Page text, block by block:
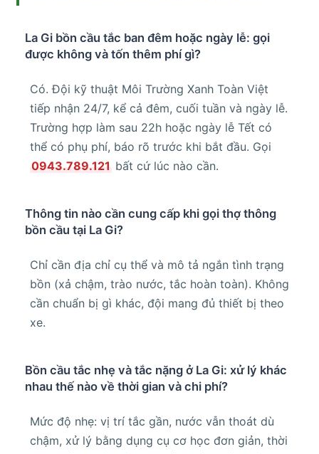
La Gi bồn cầu tắc ban đêm hoặc ngày lễ: gọi
được không và tốn thêm phí gì?
Có. Đội kỹ thuật Môi Trường Xanh Toàn Việt
tiếp nhận 24/7, kể cả đêm, cuối tuần và ngày lễ.
Trường hợp làm sau 22h hoặc ngày lễ Tết có
thể có phụ phí, báo rõ trước khi bắt đầu. Gọi
0943.789.121 bất cứ lúc nào cần.
Thông tin nào cần cung cấp khi gọi thợ thông
bồn cầu tại La Gi?
Chỉ cần địa chỉ cụ thể và mô tả ngắn tình trạng
bồn (xả chậm, trào nước, tắc hoàn toàn). Không
cần chuẩn bị gì khác, đội mang đủ thiết bị theo
xe.
Bồn cầu tắc nhẹ và tắc nặng ở La Gi: xử lý khác
nhau thế nào về thời gian và chi phí?
Mức độ nhẹ: vị trí tắc gần, nước vẫn thoát dù
chậm, xử lý bằng dụng cụ cơ học đơn giản, thời